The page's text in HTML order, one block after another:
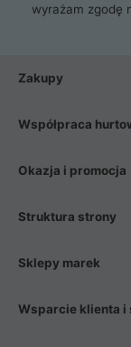
wyrażam zgodę
Zakupy
Współpraca
Okazja i promocja
Struktura strony
Sklepy marek
Wsparcie klienta i